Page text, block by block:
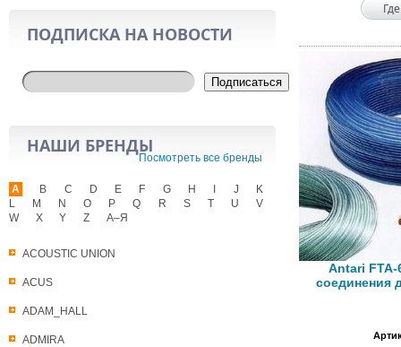
ПОДПИСКА НА НОВОСТИ
Подписаться
НАШИ БРЕНДЫ
Посмотреть все бренды
A
ACOUSTIC UNION
ACUS
ADAM_HALL
ADMIRA
B C D E F G H J
K
L
M N O P Q R S T U
V
W
X Y Z А–Я
Antari FTA-
соединения